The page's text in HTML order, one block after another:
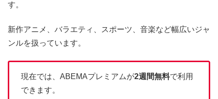
す。
新作アニメ、バラエティ、スポーツ、音楽など幅広いジャ
ンルを扱っています。
現在では、ABEMAプレミアムが2週間無料で利用
できます。